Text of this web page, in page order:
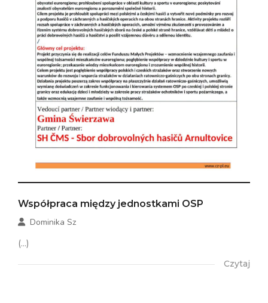
Współpraca między jednostkami OSP
Dominika Sz
(...)
Czytaj